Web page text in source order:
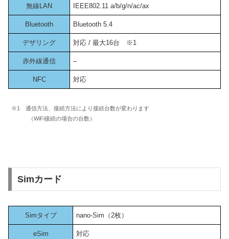
無線LAN IEEE802.11 a/b/g/n/ac/ax
Bluetooth Bluetooth 5.4
デザリング 対応 / 最大16台 ※1
赤外線通信 –
NFC 対応
※1 通信方法、接続方法により接続台数が変わります
（WiFi接続の場合の台数）
Simカード
Simタイプ nano-Sim（2枚）
eSim 対応